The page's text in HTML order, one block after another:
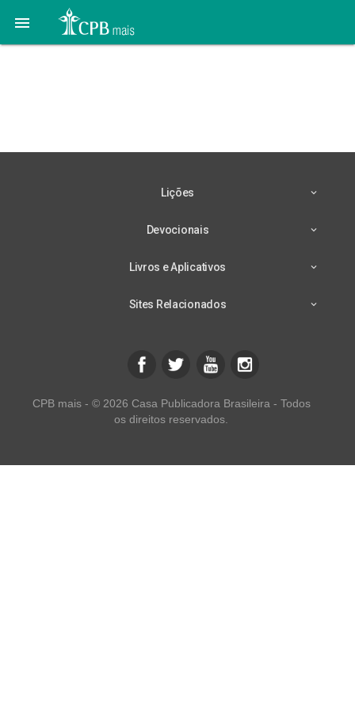

Lições
Devocionais
Livros e Aplicativos
Sites Relacionados
CPB mais - © 2026 Casa Publicadora Brasileira - Todos
os direitos reservados.